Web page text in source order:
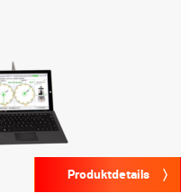
Produktdetails